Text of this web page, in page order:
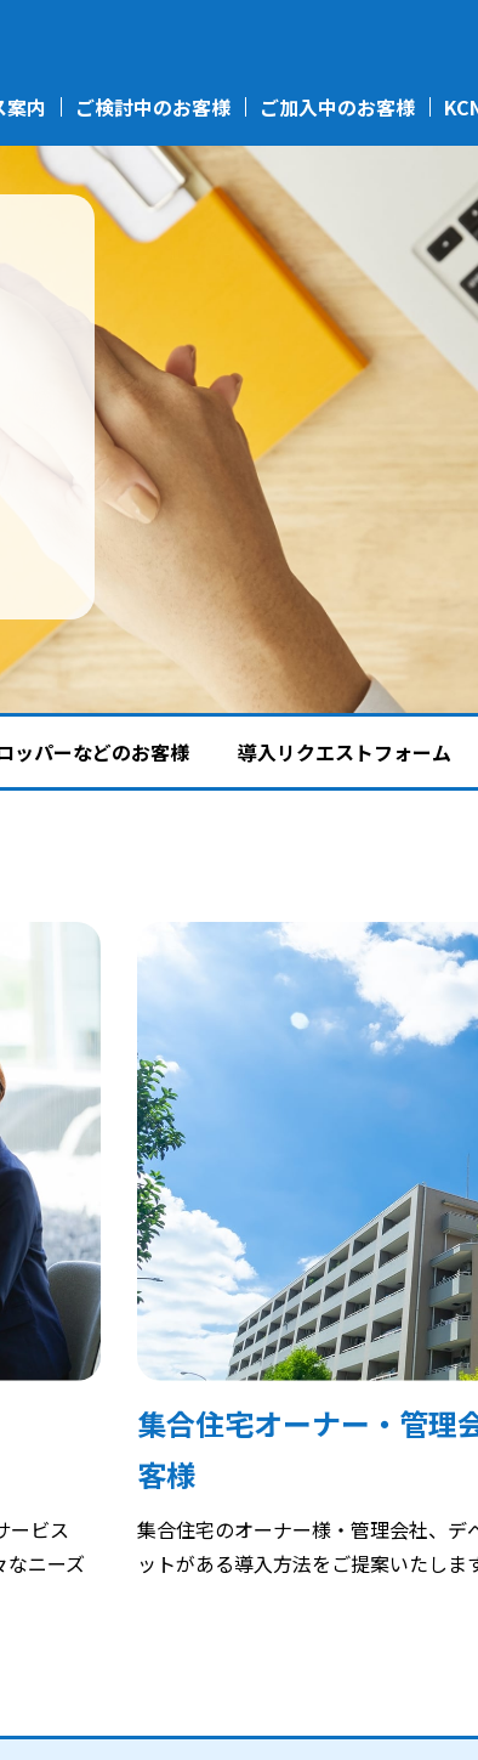
案内 ご検討中のお客様 ご加入中のお客様
ッパーなどのお客様 導入リクエストフォーム
ービス
ニーズ
集合住宅オーナー・管理
客様
集合住宅のオーナー様・管理会社、
ットがある導入方法をご提案いたしま